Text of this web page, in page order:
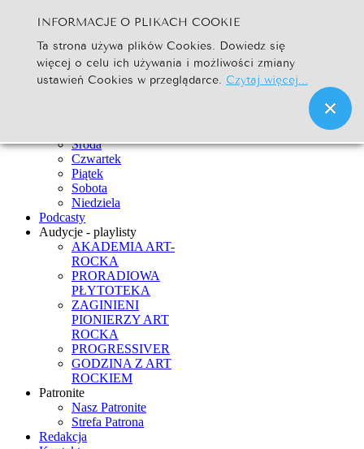
Szukaj... Go
Strona Główna
Newsy
Środa
Czwartek
Piątek
Sobota
Niedziela
Podcasty
Audycje - playlisty
AKADEMIA ART-
ROCKA
PRORADIOWA
PŁYTOTEKA
ZAGINIENI
PIONIERZY ART
ROCKA
PROGRESSIVER
GODZINA Z ART
ROCKIEM
Patronite
Nasz Patronite
Strefa Patrona
Redakcja
INFORMACJE O PLIKACH COOKIE
Ta strona używa plików Cookies. Dowiedz się
więcej o celu ich używania i możliwości zmiany
ustawień Cookies w przeglądarce. Czytaj więcej...